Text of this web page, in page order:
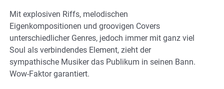
Mit explosiven Riffs, melodischen
Eigenkompositionen und groovigen Covers
unterschiedlicher Genres, jedoch immer mit ganz viel
Soul als verbindendes Element, zieht der
sympathische Musiker das Publikum in seinen Bann.
Wow-Faktor garantiert.